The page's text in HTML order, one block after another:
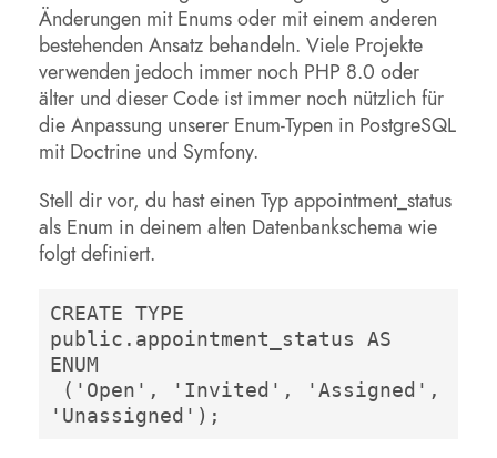
Änderungen mit Enums oder mit einem anderen
bestehenden Ansatz behandeln. Viele Projekte
verwenden jedoch immer noch PHP 8.0 oder
älter und dieser Code ist immer noch nützlich für
die Anpassung unserer Enum-Typen in PostgreSQL
mit Doctrine und Symfony.
Stell dir vor, du hast einen Typ appointment_status
als Enum in deinem alten Datenbankschema wie
folgt definiert.
CREATE TYPE
public.appointment_status AS
ENUM
'Unassigned');